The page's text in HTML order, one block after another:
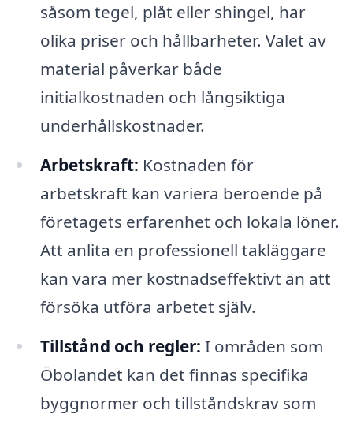
såsom tegel, plåt eller shingel, har
olika priser och hållbarheter. Valet av
material påverkar både
initialkostnaden och långsiktiga
underhållskostnader.
Arbetskraft: Kostnaden för
arbetskraft kan variera beroende på
företagets erfarenhet och lokala löner.
Att anlita en professionell takläggare
kan vara mer kostnadseffektivt än att
försöka utföra arbetet själv.
Tillstånd och regler: I områden som
Öbolandet kan det finnas specifika
byggnormer och tillståndskrav som